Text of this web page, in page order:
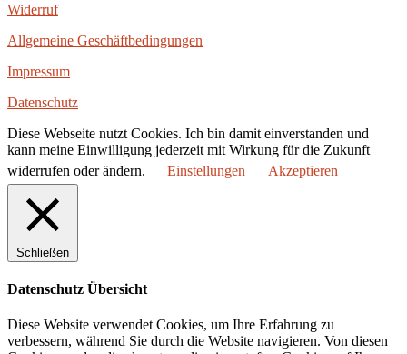
Widerruf
Allgemeine Geschäftbedingungen
Impressum
Datenschutz
Diese Webseite nutzt Cookies. Ich bin damit einverstanden und
kann meine Einwilligung jederzeit mit Wirkung für die Zukunft
widerrufen oder ändern.
Einstellungen Akzeptieren
Schließen
Datenschutz Übersicht
Diese Website verwendet Cookies, um Ihre Erfahrung zu
verbessern, während Sie durch die Website navigieren. Von diesen